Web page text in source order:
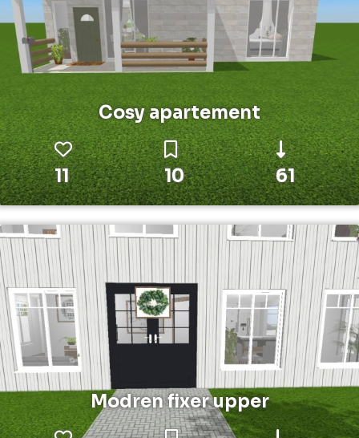
Cosy apartement
11 10 61
Modren fixer upper